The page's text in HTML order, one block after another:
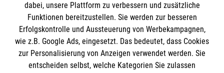
BIC: GENODED 1PA7
dabei, unsere Plattform zu verbessern und zusätzliche
Funktionen bereitzustellen. Sie werden zur besseren
Erfolgskontrolle und Aussteuerung von Werbekampagnen,
wie z.B. Google Ads, eingesetzt. Das bedeutet, dass Cookies
zur Personalisierung von Anzeigen verwendet werden. Sie
entscheiden selbst, welche Kategorien Sie zulassen